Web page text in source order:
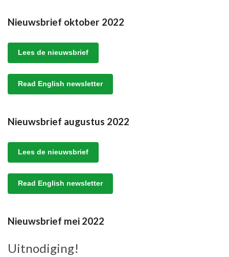
Nieuwsbrief oktober 2022
Lees de nieuwsbrief
Read English newsletter
Nieuwsbrief augustus 2022
Lees de nieuwsbrief
Read English newsletter
Nieuwsbrief mei 2022
Uitnodiging!